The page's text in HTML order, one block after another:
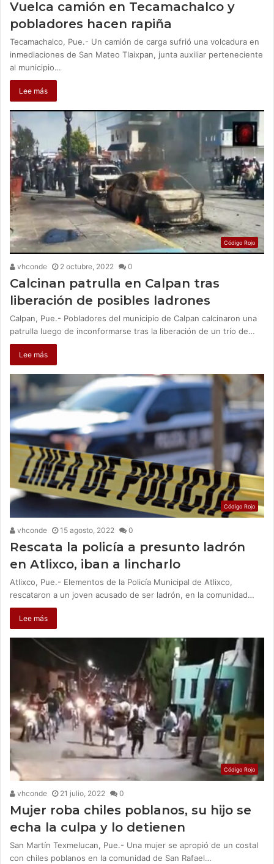
Vuelca camión en Tecamachalco y
pobladores hacen rapiña
Tecamachalco, Pue.- Un camión de carga sufrió una volcadura en
inmediaciones de San Mateo Tlaixpan, junta auxiliar perteneciente
al municipio…
Lee más
Código Rojo
vhconde 2 octubre, 2022 0
Calcinan patrulla en Calpan tras
liberación de posibles ladrones
Calpan, Pue.- Pobladores del municipio de Calpan calcinaron una
patrulla luego de inconformarse tras la liberación de un trío de…
Lee más
Código Rojo
vhconde 15 agosto, 2022 0
Rescata la policía a presunto ladrón
en Atlixco, iban a lincharlo
Atlixco, Pue.- Elementos de la Policía Municipal de Atlixco,
rescataron a un joven acusado de ser ladrón, en la comunidad…
Lee más
Código Rojo
vhconde 21 julio, 2022 0
Mujer roba chiles poblanos, su hijo se
echa la culpa y lo detienen
San Martín Texmelucan, Pue.- Una mujer se apropió de un costal
con chiles poblanos en la comunidad de San Rafael…